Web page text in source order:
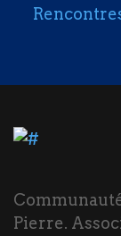
Pierre.